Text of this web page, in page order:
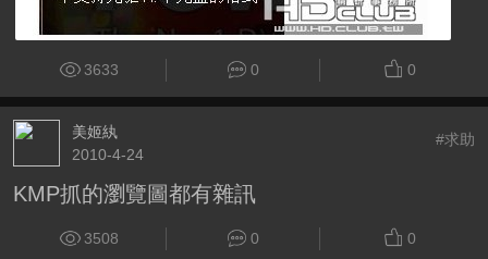
3633 0 0
美姬紈
2010-4-24
#求助
KMP抓的瀏覽圖都有雜訊
3508 0 0